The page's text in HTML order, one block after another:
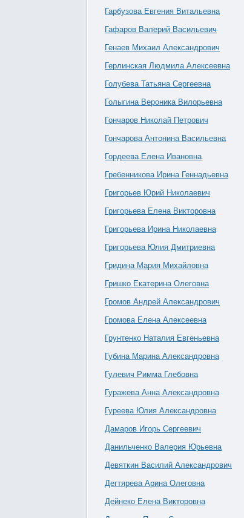
Гарбузова Евгения Витальевна
Гафаров Валерий Васильевич
Генаев Михаил Александрович
Герлинская Людмила Алексеевна
Голубева Татьяна Сергеевна
Голыгина Вероника Вилорьевна
Гончаров Николай Петрович
Гончарова Антонина Васильевна
Гордеева Елена Ивановна
Гребенникова Ирина Геннадьевна
Григорьев Юрий Николаевич
Григорьева Елена Викторовна
Григорьева Ирина Николаевна
Григорьева Юлия Дмитриевна
Гридина Мария Михайловна
Гришко Екатерина Олеговна
Громов Андрей Александрович
Громова Елена Алексеевна
Грунтенко Наталия Евгеньевна
Губина Марина Александровна
Гулевич Римма Глебовна
Гуражева Анна Александровна
Гуреева Юлия Александровна
Дамаров Игорь Сергеевич
Данильченко Валерия Юрьевна
Девяткин Василий Александрович
Дегтярева Арина Олеговна
Дейнеко Елена Викторовна